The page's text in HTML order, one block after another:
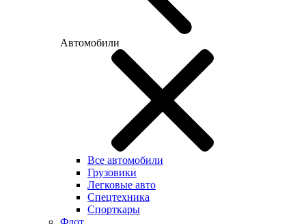
Автомобили
Все автомобили
Грузовики
Легковые авто
Спецтехника
Спорткары
Флот